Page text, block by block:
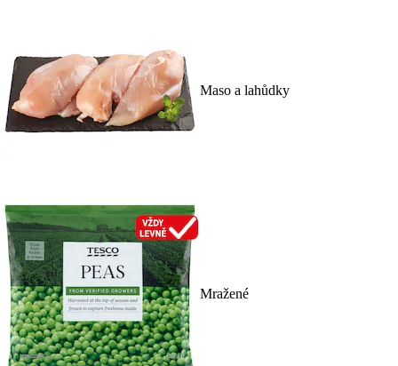
Maso a lahůdky
Mražené